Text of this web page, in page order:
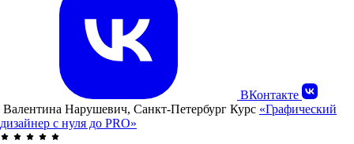
ВКонтакте
Валентина Нарушевич, Санкт-Петербург Курс «Графический
дизайнер с нуля до PRO»